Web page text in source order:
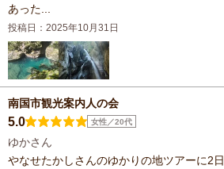
あった...
投稿日：2025年10月31日
南国市観光案内人の会
5.0 女性／20代
ゆかさん
やなせたかしさんのゆかりの地ツアーに2